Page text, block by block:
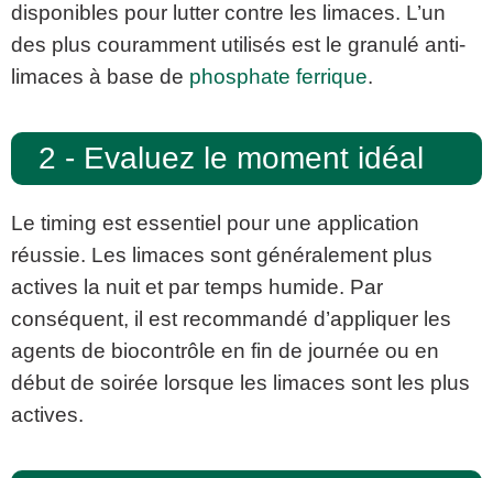
disponibles pour lutter contre les limaces. L’un
des plus couramment utilisés est le granulé anti-
limaces à base de phosphate ferrique.
2 - Evaluez le moment idéal
Le timing est essentiel pour une application
réussie. Les limaces sont généralement plus
actives la nuit et par temps humide. Par
conséquent, il est recommandé d’appliquer les
agents de biocontrôle en fin de journée ou en
début de soirée lorsque les limaces sont les plus
actives.